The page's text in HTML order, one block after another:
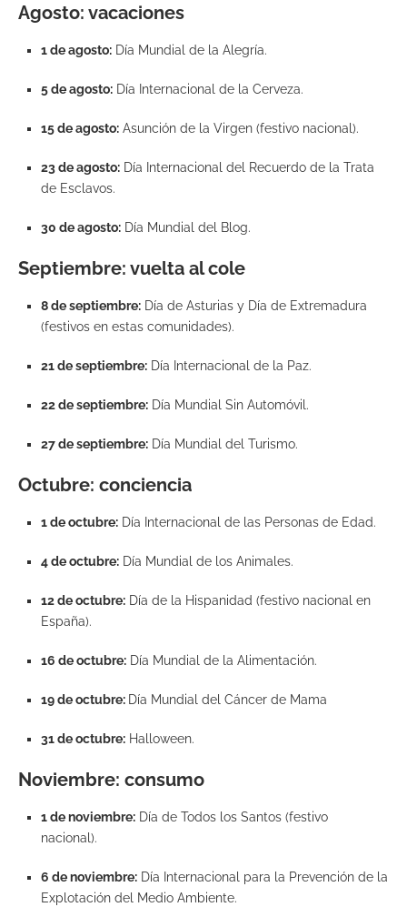
Agosto: vacaciones
1 de agosto: Día Mundial de la Alegría.
5 de agosto: Día Internacional de la Cerveza.
15 de agosto: Asunción de la Virgen (festivo nacional).
23 de agosto: Día Internacional del Recuerdo de la Trata
de Esclavos.
30 de agosto: Día Mundial del Blog.
Septiembre: vuelta al cole
8 de septiembre: Día de Asturias y Día de Extremadura
(festivos en estas comunidades).
21 de septiembre: Día Internacional de la Paz.
22 de septiembre: Día Mundial Sin Automóvil.
27 de septiembre: Día Mundial del Turismo.
Octubre: conciencia
1 de octubre: Día Internacional de las Personas de Edad.
4 de octubre: Día Mundial de los Animales.
12 de octubre: Día de la Hispanidad (festivo nacional en
España).
16 de octubre: Día Mundial de la Alimentación.
19 de octubre: Día Mundial del Cáncer de Mama
31 de octubre: Halloween.
Noviembre: consumo
1 de noviembre: Día de Todos los Santos (festivo
nacional).
6 de noviembre: Día Internacional para la Prevención de la
Explotación del Medio Ambiente.